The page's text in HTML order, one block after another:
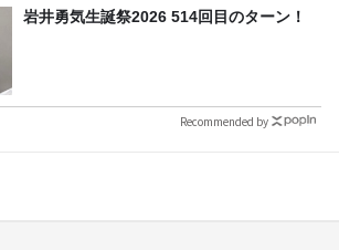
岩井勇気生誕祭2026 514回目のターン！
Recommended by